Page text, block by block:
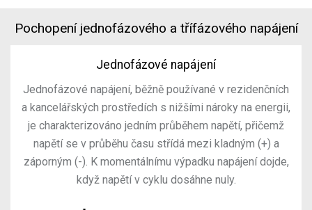
Pochopení jednofázového a třífázového napájení
Jednofázové napájení
Jednofázové napájení, běžně používané v rezidenčních
a kancelářských prostředích s nižšími nároky na energii,
je charakterizováno jedním průběhem napětí, přičemž
napětí se v průběhu času střídá mezi kladným (+) a
záporným (-). K momentálnímu výpadku napájení dojde,
když napětí v cyklu dosáhne nuly.